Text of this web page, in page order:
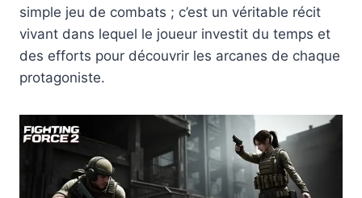
simple jeu de combats ; c’est un véritable récit
vivant dans lequel le joueur investit du temps et
des efforts pour découvrir les arcanes de chaque
protagoniste.